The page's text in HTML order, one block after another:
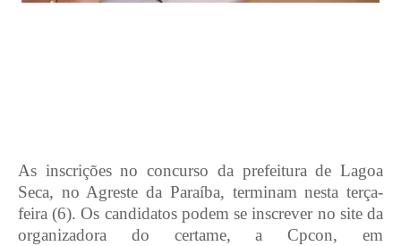
As inscrições no concurso da prefeitura de Lagoa
Seca, no Agreste da Paraíba, terminam nesta terça-
feira (6). Os candidatos podem se inscrever no site da
organizadora do certame, a Cpcon, em